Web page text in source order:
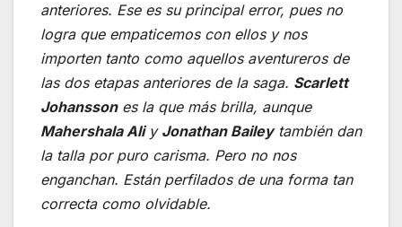
anteriores. Ese es su principal error, pues no
logra que empaticemos con ellos y nos
importen tanto como aquellos aventureros de
las dos etapas anteriores de la saga. Scarlett
Johanssones la que más brilla, aunque
Mahershala Aliy Jonathan Baileytambién dan
la talla por puro carisma. Pero no nos
enganchan. Están perfilados de una forma tan
correcta como olvidable.